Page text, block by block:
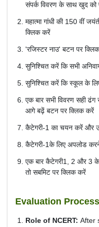
संपर्क विवरण के साथ खुद
महात्मा गांधी की 150 वीं
क्लिक करें
'रजिस्टर नाउ' बटन पर
सुनिश्चित करें कि सभी
सुनिश्चित करें कि स्कूल के
एक बार सभी विवरण सही
आगे बढ़ें बटन पर क्लिक करें
कैटेगरी-1 का चयन करें और
कैटेगरी-1के लिए अपलोड
एक बार कैटेगरी1, 2 और 3 के
तो सबमिट पर क्लिक करें
Evaluation Process
Role of NCERT: After